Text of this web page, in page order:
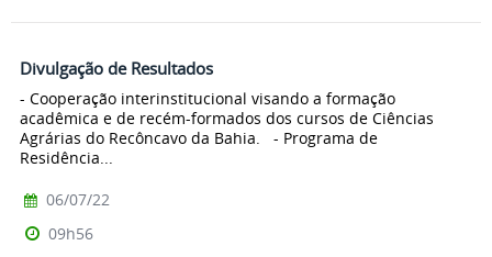
Divulgação de Resultados
- Cooperação interinstitucional visando a formação
acadêmica e de recém-formados dos cursos de Ciências
Agrárias do Recôncavo da Bahia. - Programa de
Residência...
06/07/22
09h56